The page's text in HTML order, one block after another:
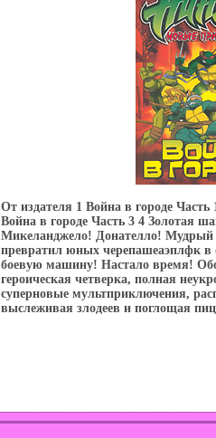
От издателя 1 Война в городе Часть
Война в городе Часть 3 4 Золотая
Микеланджело! Донателло! Мудрый
превратил юных черепашеаэплфк в
боевую машину! Настало время!
героическая четверка, полная
суперновые мультприключения,
выслеживая злодеев и поглощая